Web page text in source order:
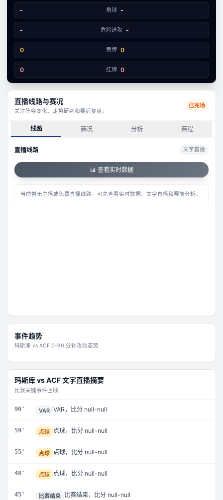
- 角球 -
- 危险进攻 -
0 黄牌 0
0 红牌 0
直播线路与赛况
关注阵容变化、走势研判和赛后复盘。
已完场
线路 赛况 分析 赛程
直播线路 文字直播
📊 查看实时数据
当前暂无主播或免费直播线路，可先查看实时数据、文字直播和赛前分析。
事件趋势
玛斯库 vs ACF 0-90 分钟攻防态势
玛斯库vsACF文字直播摘要
比赛关键事件回顾
90' VAR VAR，比分 null-null
59' 点球 点球，比分 null-null
55' 点球 点球，比分 null-null
48' 点球 点球，比分 null-null
45' 比赛结束 比赛结束，比分 null-null